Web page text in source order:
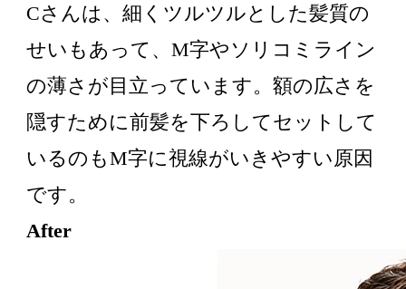
Cさんは、細くツルツルとした髪質の
せいもあって、M字やソリコミライン
の薄さが目立っています。額の広さを
隠すために前髪を下ろしてセットして
いるのもM字に視線がいきやすい原因
です。
After